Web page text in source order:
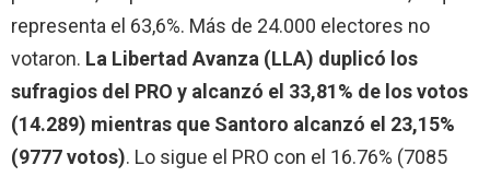
representa el 63,6%. Más de 24.000 electores no
votaron. La Libertad Avanza (LLA) duplicó los
sufragios del PRO y alcanzó el 33,81% de los votos
(14.289) mientras que Santoro alcanzó el 23,15%
(9777 votos). Lo sigue el PRO con el 16.76% (7085